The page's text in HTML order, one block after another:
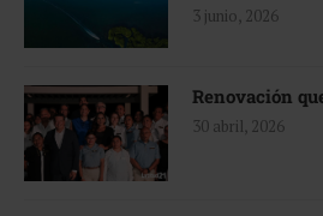
3 junio, 2026
Renovación
30 abril, 2026